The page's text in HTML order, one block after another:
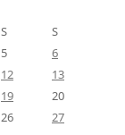
S
S
5
6
12
13
19
20
26
27